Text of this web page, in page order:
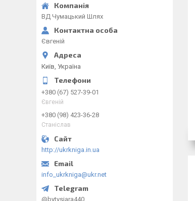
ВД Чумацький Шлях
Євгеній
Київ, Україна
+380 (67) 527-39-01
Євгеній
+380 (98) 423-36-28
Станіслав
http://ukrkniga.in.ua
info_ukrkniga@ukr.net
@bytysiara440